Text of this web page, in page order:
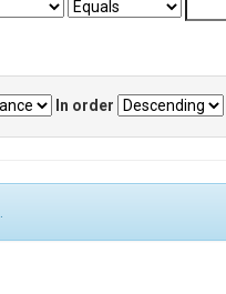
In order